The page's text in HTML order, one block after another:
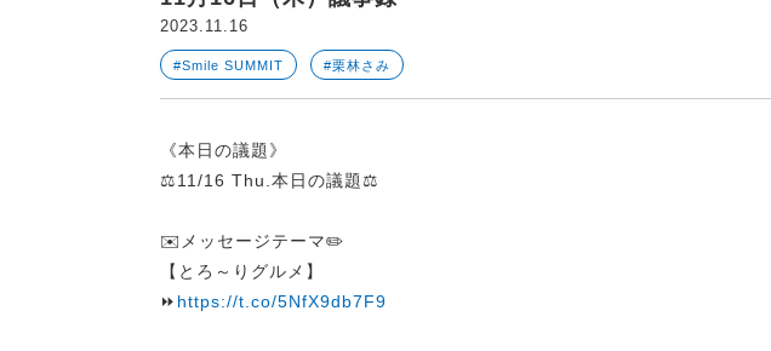
2023.11.16
#Smile SUMMIT #栗林さみ
《本日の議題》
⚖️11/16 Thu.本日の議題⚖️
✉️メッセージテーマ✏️
【とろ～りグルメ】
⏩ https://t.co/5NfX9db7F9